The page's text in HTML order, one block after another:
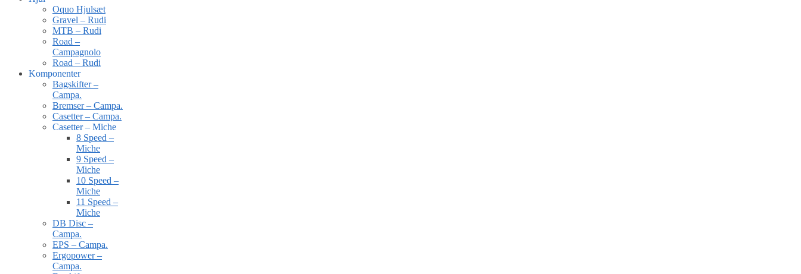
Oquo Hjulsæt
Gravel – Rudi
MTB – Rudi
Road –
Campagnolo
Road – Rudi
Komponenter
Bagskifter –
Campa.
Bremser – Campa.
Casetter – Campa.
Casetter – Miche
8 Speed –
Miche
9 Speed –
Miche
10 Speed –
Miche
11 Speed –
Miche
DB Disc –
Campa.
EPS – Campa.
Ergopower –
Campa.